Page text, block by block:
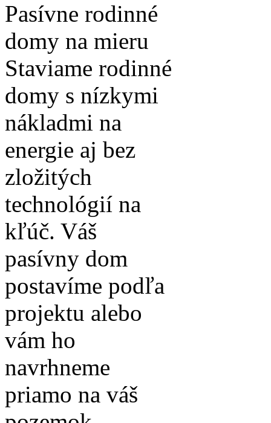
Pasívne rodinné
domy na mieru
Staviame rodinné
domy s nízkymi
nákladmi na
energie aj bez
zložitých
technológií na
kľúč. Váš
pasívny dom
postavíme podľa
projektu alebo
vám ho
navrhneme
priamo na váš